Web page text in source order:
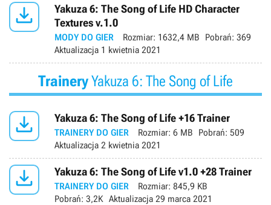

Yakuza 6: The Song of Life HD Character
Textures v.1.0
MODY DO GIER Rozmiar: 1632,4 MB Pobrań: 369
Aktualizacja 1 kwietnia 2021
TraineryYakuza 6: The Song of Life
 Yakuza 6: The Song of Life +16 Trainer
TRAINERY DO GIER Rozmiar: 6 MB Pobrań: 509
Aktualizacja 2 kwietnia 2021
 Yakuza 6: The Song of Life v1.0 +28 Trainer
TRAINERY DO GIER Rozmiar: 845,9 KB
Pobrań: 3,2K Aktualizacja 29 marca 2021